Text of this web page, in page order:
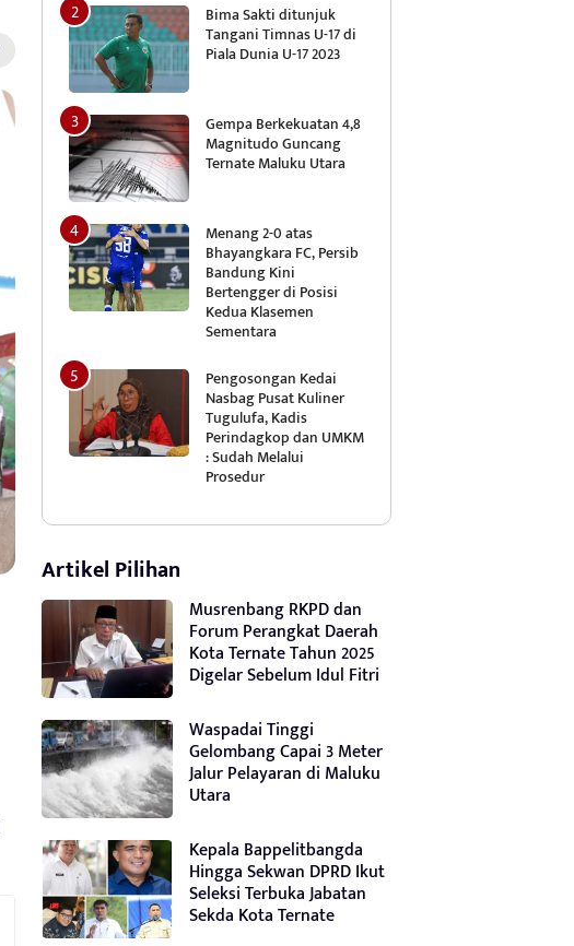
Bima Sakti ditunjuk
Tangani Timnas U-17 di
Piala Dunia U-17 2023
Gempa Berkekuatan 4,8
Magnitudo Guncang
Ternate Maluku Utara
Menang 2-0 atas
Bhayangkara FC, Persib
Bandung Kini
Bertengger di Posisi
Kedua Klasemen
Sementara
Pengosongan Kedai
Nasbag Pusat Kuliner
Tugulufa, Kadis
Perindagkop dan UMKM
: Sudah Melalui
Prosedur
Artikel Pilihan
Musrenbang RKPD dan
Forum Perangkat Daerah
Kota Ternate Tahun 2025
Digelar Sebelum Idul Fitri
Waspadai Tinggi
Gelombang Capai 3 Meter
Jalur Pelayaran di Maluku
Utara
Kepala Bappelitbangda
Hingga Sekwan DPRD Ikut
Seleksi Terbuka Jabatan
Sekda Kota Ternate